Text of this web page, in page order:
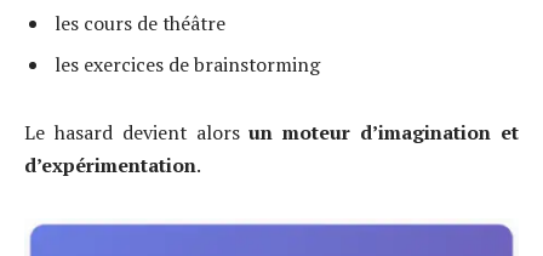
les cours de théâtre
les exercices de brainstorming
Le hasard devient alorsun moteur d’imagination et
d’expérimentation.